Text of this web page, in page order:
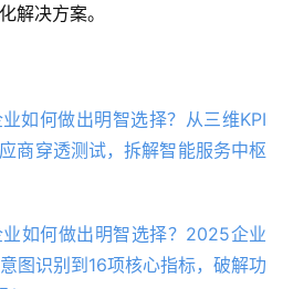
解决方案。
如何做出明智选择？从三维KPI
商穿透测试，拆解智能服务中枢
如何做出明智选择？2025企业
识别到16项核心指标，破解功